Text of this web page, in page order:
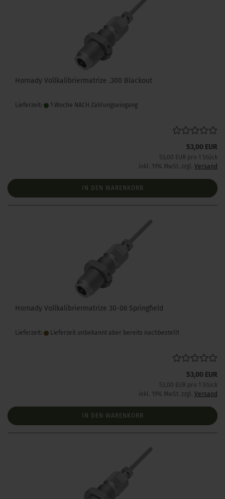
Hornady Vollkalibriermatrize .300 Blackout
Lieferzeit: 1 Woche NACH Zahlungseingang
53,00 EUR
53,00 EUR pro 1 Stück
inkl. 19% MwSt. zzgl. Versand
IN DEN WARENKORB
Hornady Vollkalibriermatrize 30-06 Springfield
Lieferzeit: Lieferzeit unbekannt aber bereits nachbestellt
53,00 EUR
53,00 EUR pro 1 Stück
inkl. 19% MwSt. zzgl. Versand
IN DEN WARENKORB